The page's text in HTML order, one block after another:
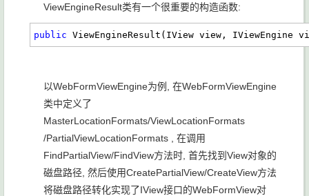
ViewEngineResult类有一个很重要的构造函数:
public ViewEngineResult(IView view, IViewEngine
以WebFormViewEngine为例, 在WebFormViewEngine
类中定义了
MasterLocationFormats/ViewLocationFormats
/PartialViewLocationFormats , 在调用
FindPartialView/FindView方法时, 首先找到View对象的
磁盘路径, 然后使用CreatePartialView/CreateView方法
将磁盘路径转化实现了IView接口的WebFormView对